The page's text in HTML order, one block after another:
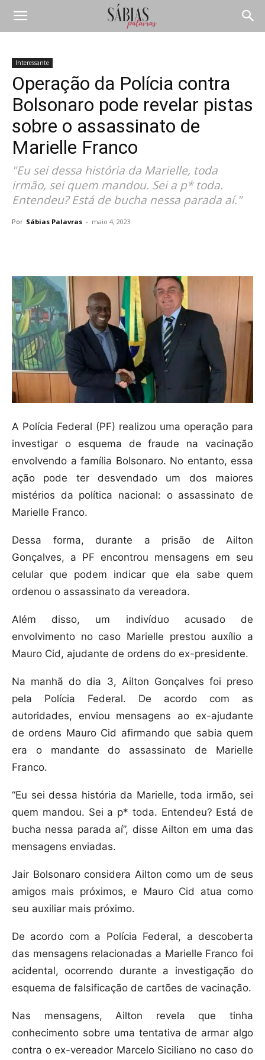
Interessante
Operação da Polícia contra
Bolsonaro pode revelar pistas
sobre o assassinato de
Marielle Franco
"Eu sei dessa história da Marielle, toda
irmão, sei quem mandou. Sei a p* toda.
Entendeu? Está de bucha nessa parada aí."
Por Sábias Palavras - maio 4, 2023
A Polícia Federal (PF) realizou uma operação para
investigar o esquema de fraude na vacinação
envolvendo a família Bolsonaro. No entanto, essa
ação pode ter desvendado um dos maiores
mistérios da política nacional: o assassinato de
Marielle Franco.
Dessa forma, durante a prisão de Ailton
Gonçalves, a PF encontrou mensagens em seu
celular que podem indicar que ela sabe quem
ordenou o assassinato da vereadora.
Além disso, um indivíduo acusado de
envolvimento no caso Marielle prestou auxílio a
Mauro Cid, ajudante de ordens do ex-presidente.
Na manhã do dia 3, Ailton Gonçalves foi preso
pela Polícia Federal. De acordo com as
autoridades, enviou mensagens ao ex-ajudante
de ordens Mauro Cid afirmando que sabia quem
era o mandante do assassinato de Marielle
Franco.
“Eu sei dessa história da Marielle, toda irmão, sei
quem mandou. Sei a p* toda. Entendeu? Está de
bucha nessa parada aí”, disse Ailton em uma das
mensagens enviadas.
Jair Bolsonaro considera Ailton como um de seus
amigos mais próximos, e Mauro Cid atua como
seu auxiliar mais próximo.
De acordo com a Polícia Federal, a descoberta
das mensagens relacionadas a Marielle Franco foi
acidental, ocorrendo durante a investigação do
esquema de falsificação de cartões de vacinação.
Nas mensagens, Ailton revela que tinha
conhecimento sobre uma tentativa de armar algo
contra o ex-vereador Marcelo Siciliano no caso do